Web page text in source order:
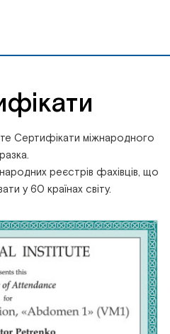
Сертифікати міжнародного
реєстрів фахівців, що
у 60 країнах світу.